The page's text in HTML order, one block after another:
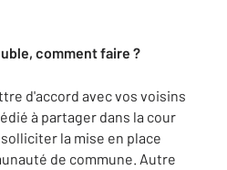
comment faire ?
d'accord avec vos voisins
à partager dans la cour
la mise en place
de commune. Autre